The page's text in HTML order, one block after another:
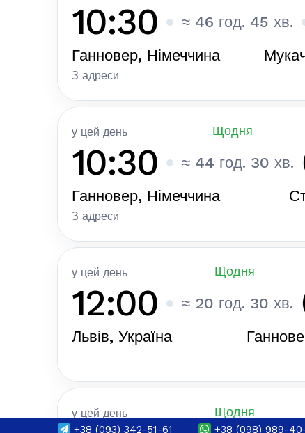
10:30 ≈ 46 год. 45 хв.
Ганновер, Німеччина
З адреси
у цей день Щодня
10:30 ≈ 44 год. 30 хв.
Ганновер, Німеччина
З адреси
у цей день Щодня
12:00 ≈ 20 год. 30 хв.
Львів, Україна
у цей день Щодня
+38 (093) 342-51-61 +38 (098) 989-